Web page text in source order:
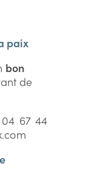
paix
bon
de
67 44